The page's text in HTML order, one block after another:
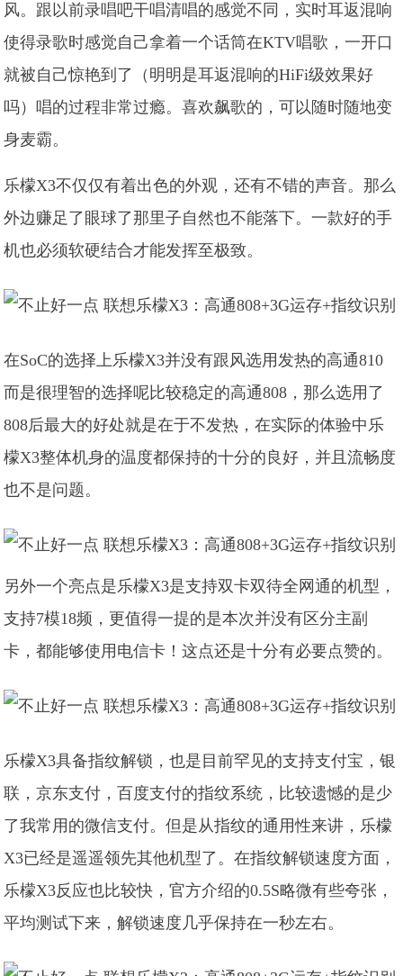
风。跟以前录唱吧干唱清唱的感觉不同，实时耳返混响
使得录歌时感觉自己拿着一个话筒在KTV唱歌，一开口
就被自己惊艳到了（明明是耳返混响的HiFi级效果好
吗）唱的过程非常过瘾。喜欢飙歌的，可以随时随地变
身麦霸。
乐檬X3不仅仅有着出色的外观，还有不错的声音。那么
外边赚足了眼球了那里子自然也不能落下。一款好的手
机也必须软硬结合才能发挥至极致。
在SoC的选择上乐檬X3并没有跟风选用发热的高通810
而是很理智的选择呢比较稳定的高通808，那么选用了
808后最大的好处就是在于不发热，在实际的体验中乐
檬X3整体机身的温度都保持的十分的良好，并且流畅度
也不是问题。
另外一个亮点是乐檬X3是支持双卡双待全网通的机型，
支持7模18频，更值得一提的是本次并没有区分主副
卡，都能够使用电信卡！这点还是十分有必要点赞的。
乐檬X3具备指纹解锁，也是目前罕见的支持支付宝，银
联，京东支付，百度支付的指纹系统，比较遗憾的是少
了我常用的微信支付。但是从指纹的通用性来讲，乐檬
X3已经是遥遥领先其他机型了。在指纹解锁速度方面，
乐檬X3反应也比较快，官方介绍的0.5S略微有些夸张，
平均测试下来，解锁速度几乎保持在一秒左右。